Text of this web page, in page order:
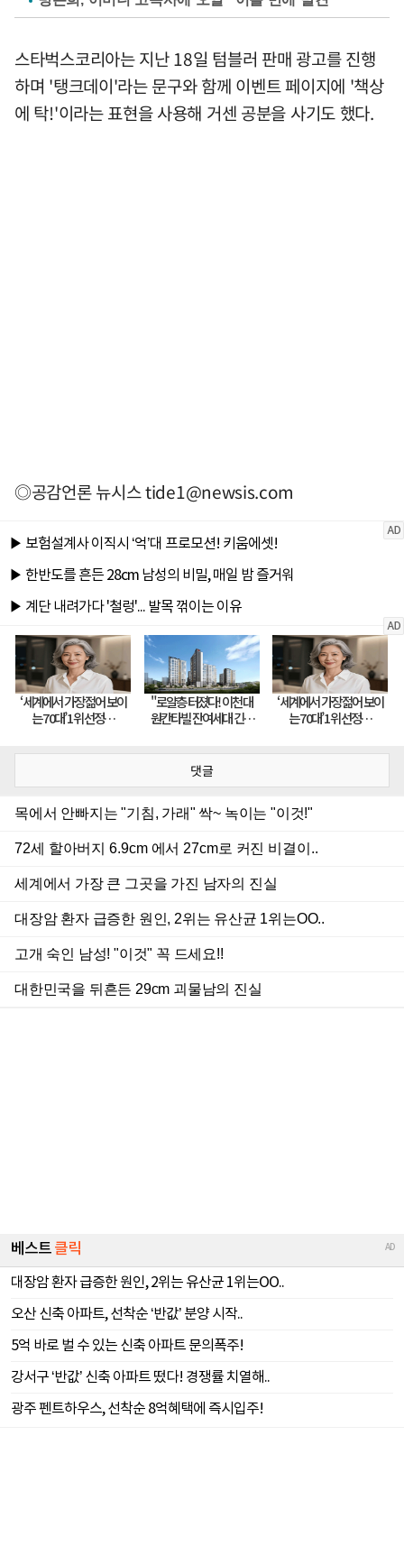
스타벅스코리아는 지난 18일 텀블러 판매 광고를 진행
하며 '탱크데이'라는 문구와 함께 이벤트 페이지에 '책상
에 탁!'이라는 표현을 사용해 거센 공분을 사기도 했다.
◎공감언론 뉴시스tide1@newsis.com
댓글